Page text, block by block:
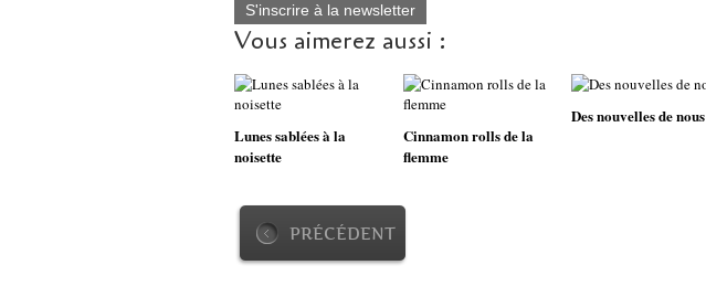
S'inscrire à la newsletter
Vous aimerez aussi :
Lunes sablées à la
noisette
Cinnamon rolls de la
flemme
Des nouvelles de nous
PRÉCÉDENT